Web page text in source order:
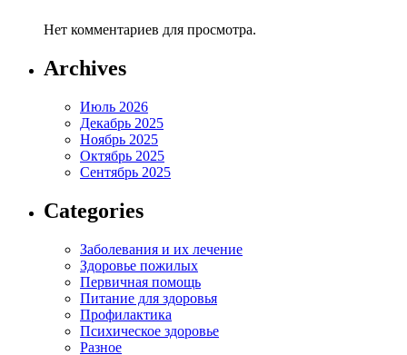
Нет комментариев для просмотра.
Archives
Июль 2026
Декабрь 2025
Ноябрь 2025
Октябрь 2025
Сентябрь 2025
Categories
Заболевания и их лечение
Здоровье пожилых
Первичная помощь
Питание для здоровья
Профилактика
Психическое здоровье
Разное